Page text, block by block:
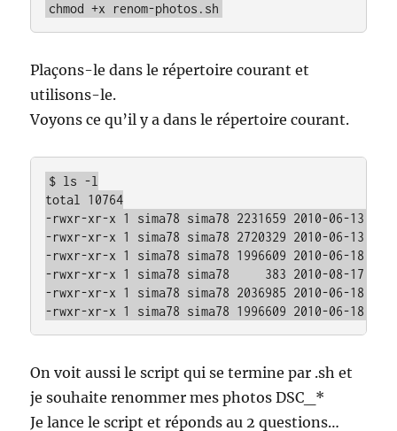
chmod +x renom-photos.sh
Plaçons-le dans le répertoire courant et
utilisons-le.
Voyons ce qu’il y a dans le répertoire courant.
$ ls -l
total 10764
-rwxr-xr-x 1 sima78 sima78 2231659 2010-06-13
-rwxr-xr-x 1 sima78 sima78 2720329 2010-06-13
-rwxr-xr-x 1 sima78 sima78 1996609 2010-06-18
-rwxr-xr-x 1 sima78 sima78     383 2010-08-17
-rwxr-xr-x 1 sima78 sima78 2036985 2010-06-18
-rwxr-xr-x 1 sima78 sima78 1996609 2010-06-18
On voit aussi le script qui se termine par .sh et
je souhaite renommer mes photos DSC_*
Je lance le script et réponds au 2 questions…